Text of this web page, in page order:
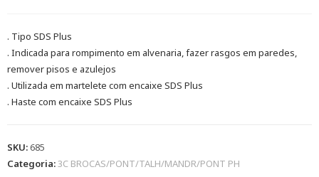
. Tipo SDS Plus
. Indicada para rompimento em alvenaria, fazer rasgos em paredes,
remover pisos e azulejos
. Utilizada em martelete com encaixe SDS Plus
. Haste com encaixe SDS Plus
SKU:685
Categoria:3C BROCAS/PONT/TALH/MANDR/PONT PH